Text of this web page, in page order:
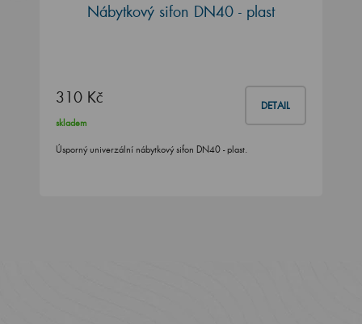
Nábytkový sifon DN40 - plast
310 Kč DETAIL
skladem
Úsporný univerzální nábytkový sifon DN40 - plast.